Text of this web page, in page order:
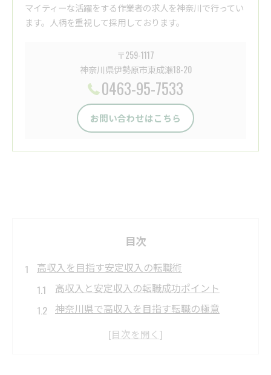
マイティーな活躍をする作業者の求人を神奈川で行ってい
ます。人柄を重視して採用しております。
〒259-1117
神奈川県伊勢原市東成瀬18-20
0463-95-7533
お問い合わせはこちら
目次
高収入を目指す安定収入の転職術
高収入と安定収入の転職成功ポイント
神奈川県で高収入を目指す転職の極意
安定収入につながる高収入求人の見極め方